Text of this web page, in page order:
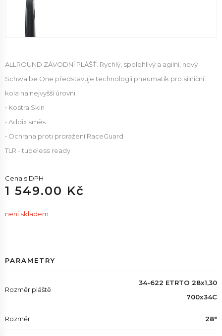
ALLROUND ZÁVODNÍ PLÁŠŤ. Rychlý, spolehlivý a agilní, nový
Schwalbe One představuje technologii pneumatik pro silniční
kola na nejvyšší úrovni.
• Kostra Skin
• Addix směs
• Ochrana proti proražení RaceGuard
TLR - tubeless ready
Cena s DPH
1 549.00 Kč
neni skladem
PARAMETRY
Rozměr pláště
34-622 ETRTO 28x1,30
700x34C
Rozměr 28"